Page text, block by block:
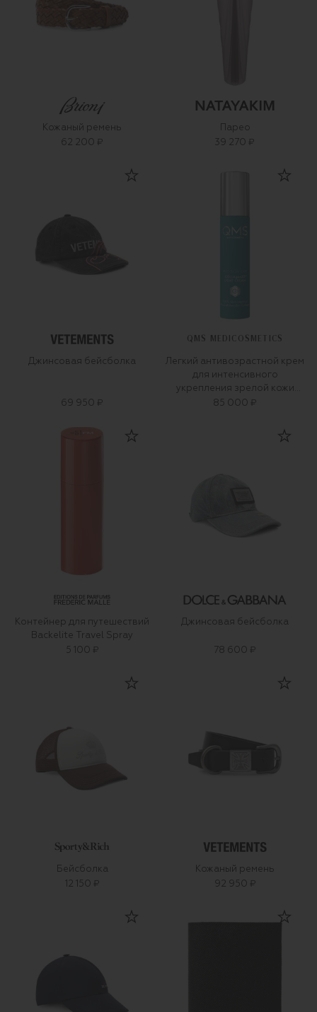
Кожаный ремень
62 200 ₽
Парео
39 270 ₽
Джинсовая бейсболка
69 950 ₽
QMS MEDICOSMETICS
Легкий антивозрастной крем
для интенсивного
укрепления зрелой кожи
«3D-коллаген» (50ml)
85 000 ₽
Контейнер для путешествий
Backelite Travel Spray
5 100 ₽
Джинсовая бейсболка
78 600 ₽
Бейсболка
12 150 ₽
Кожаный ремень
92 950 ₽